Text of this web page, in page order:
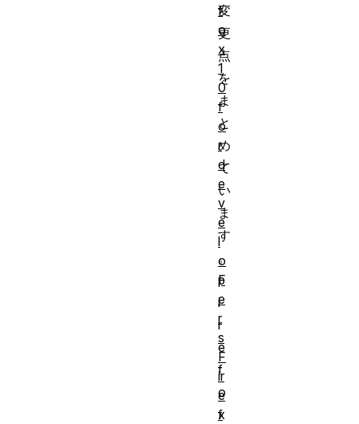
変
更
点
を
ま
と
め
て
い
ま
す
。
F
i
r
e
f
o
x
f
o
x
1
0
f
o
r
d
e
v
e
l
o
p
e
r
s
F
ir
e
f